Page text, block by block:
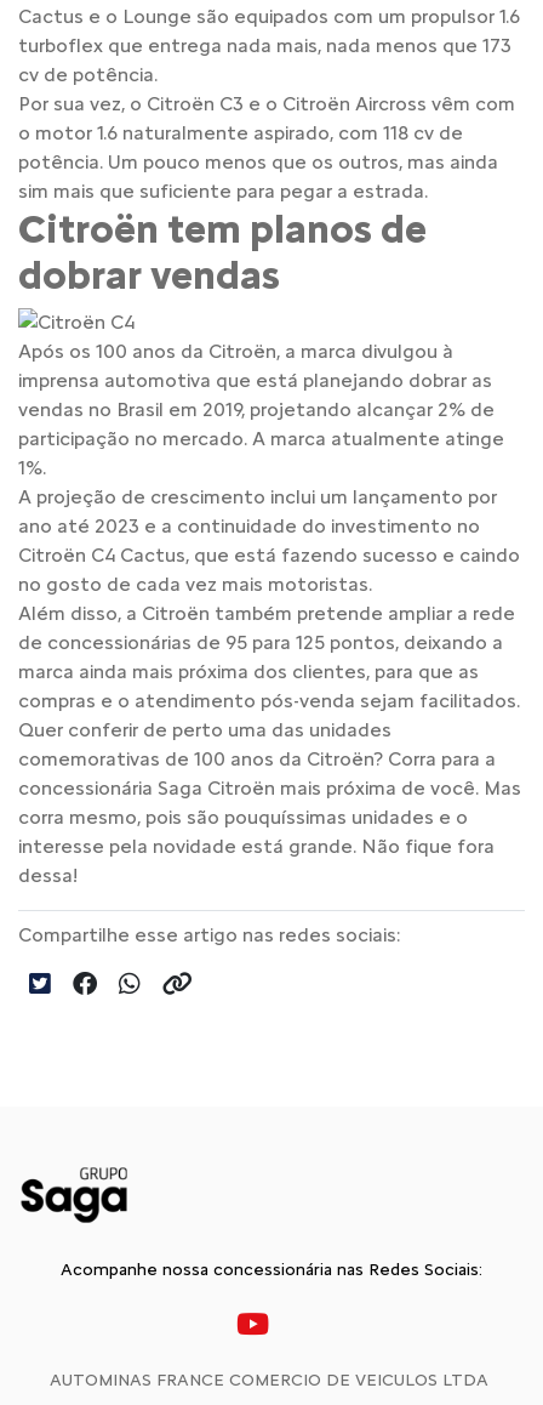
Cactus e o Lounge são equipados com um propulsor 1.6
turboflex que entrega nada mais, nada menos que 173
cv de potência.
Por sua vez, o Citroën C3 e o Citroën Aircross vêm com
o motor 1.6 naturalmente aspirado, com 118 cv de
potência. Um pouco menos que os outros, mas ainda
sim mais que suficiente para pegar a estrada.
Citroën tem planos de
dobrar vendas
Após os 100 anos da Citroën, a marca divulgou à
imprensa automotiva que está planejando dobrar as
vendas no Brasil em 2019, projetando alcançar 2% de
participação no mercado. A marca atualmente atinge
1%.
A projeção de crescimento inclui um lançamento por
ano até 2023 e a continuidade do investimento no
Citroën C4 Cactus, que está fazendo sucesso e caindo
no gosto de cada vez mais motoristas.
Além disso, a Citroën também pretende ampliar a rede
de concessionárias de 95 para 125 pontos, deixando a
marca ainda mais próxima dos clientes, para que as
compras e o atendimento pós-venda sejam facilitados.
Quer conferir de perto uma das unidades
comemorativas de 100 anos da Citroën? Corra para a
concessionária Saga Citroën mais próxima de você. Mas
corra mesmo, pois são pouquíssimas unidades e o
interesse pela novidade está grande. Não fique fora
dessa!
Compartilhe esse artigo nas redes sociais:
Acompanhe nossa concessionária nas Redes Sociais:
AUTOMINAS FRANCE COMERCIO DE VEICULOS LTDA